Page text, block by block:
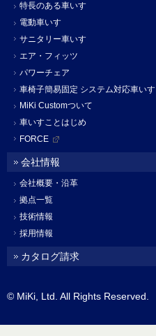
特長のある車いす
電動車いす
サニタリー車いす
エア・フィッツ
パワーチェア
車椅子簡易固定 システム対応車いす
MiKi Customついて
車いすことはじめ
FORCE
会社情報
会社概要・沿革
拠点一覧
技術情報
採用情報
カタログ請求
© MiKi, Ltd. All Rights Reserved.